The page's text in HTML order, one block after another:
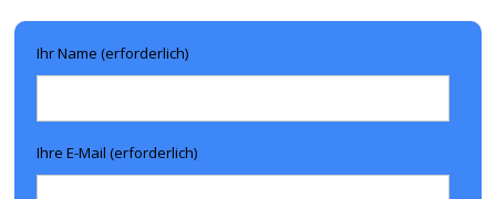
Ihr Name (erforderlich)
Ihre E-Mail (erforderlich)